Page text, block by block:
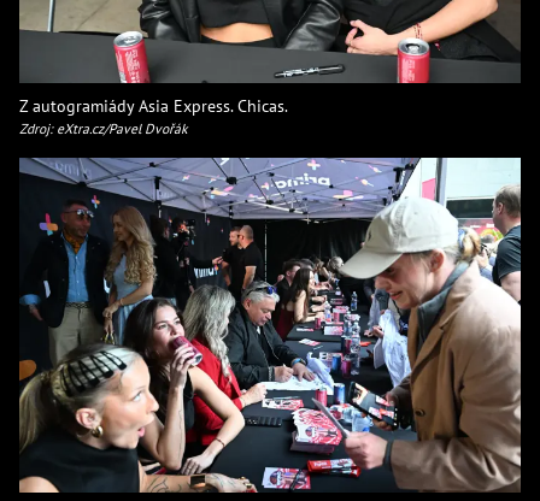
Z autogramiády Asia Express. Chicas.
Zdroj: eXtra.cz/Pavel Dvořák